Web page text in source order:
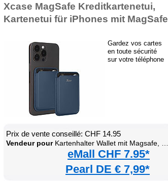
Xcase MagSafe Kreditkartenetui,
Kartenetui für iPhones mit MagSafe
Gardez vos cartes
en toute sécurité
sur votre téléphone
Prix de vente conseillé: CHF 14.95
Vendeur pourKartenhalter Wallet mit Magsafe, braun, für bis zu 3 Karten kompatibel
eMall CHF 7.95*
Pearl DE € 7,99*